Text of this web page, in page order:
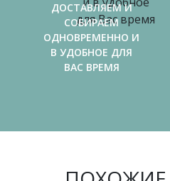
ДОСТАВЛЯЕМ И
СОБИРАЕМ
ОДНОВРЕМЕННО И
В УДОБНОЕ ДЛЯ
ВАС ВРЕМЯ